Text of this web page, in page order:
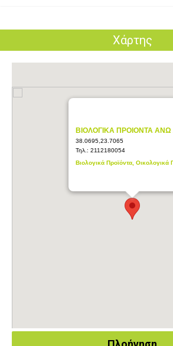
Χάρτης
ΒΙΟΛΟΓΙΚΑ ΠΡΟΙΟΝΤΑ ΑΝΩ
38.0695,23.7065
Τηλ.: 2112180054
Βιολογικά Προϊόντα, Οικολογικά